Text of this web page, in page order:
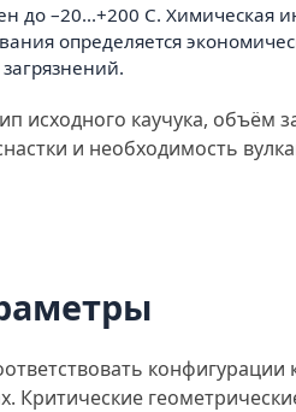
до –20...+200 С. Химическая
определяется
исходного каучука,
и необходимость
Критические